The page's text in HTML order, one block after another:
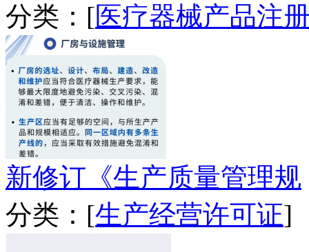
分类：[医疗器械产品注
新修订《生产质量管理规
分类：[生产经营许可证]